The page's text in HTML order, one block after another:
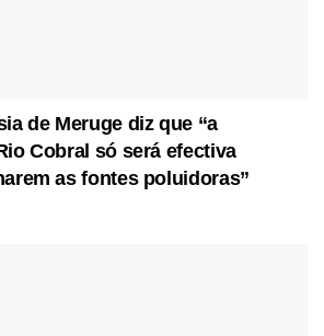
de Meruge diz que “a
Cobral só será efectiva
as fontes poluidoras”